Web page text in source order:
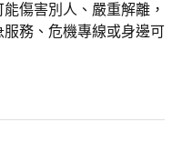
傷害別人、嚴重解離，
務、危機專線或身邊可